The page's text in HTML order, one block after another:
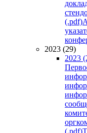
(.pdf)
2023 (29)
2023
(.pdf)